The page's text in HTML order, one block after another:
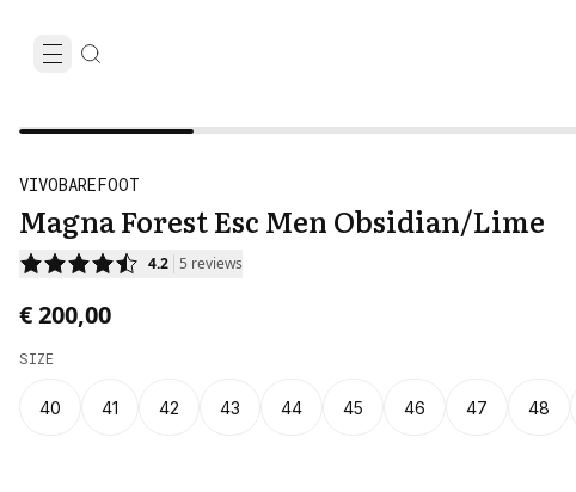
VIVOBAREFOOT
Magna Forest Esc Men Obsidian/Lime
4.2 5 reviews
€ 200,00
SIZE
40 41 42 43 44 45 46 47 48